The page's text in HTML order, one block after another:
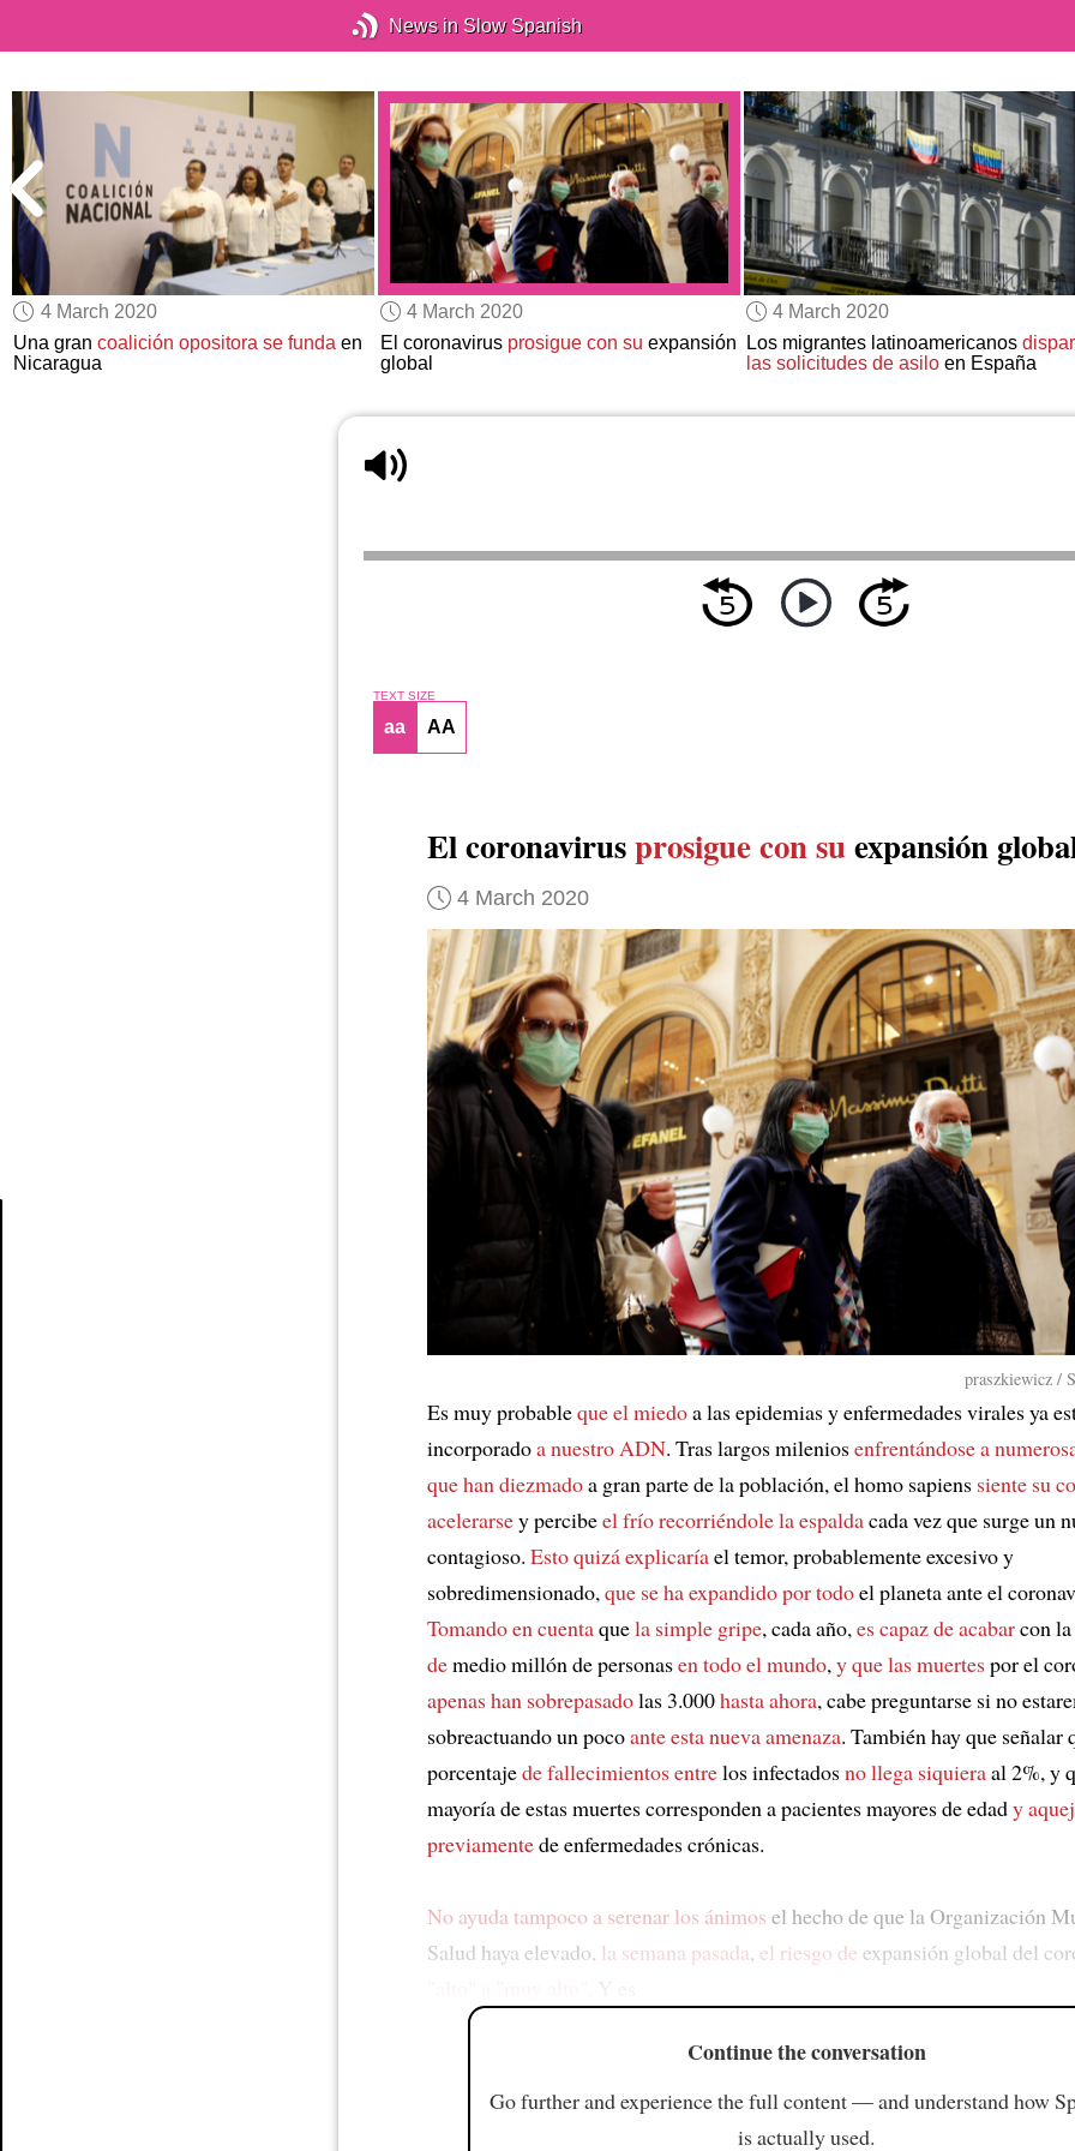
News in Slow Spanish
4 March 2020
Una grancoalición opositora se funda en
Nicaragua
4 March 2020
El coronavirus prosigue con su expansión
global
4 March 2020
Los migrantes latinoamericanos
las solicitudes de asiloen España
TEXT SIZE
aa AA
El coronavirusprosigue con suexpansión
4 March 2020
praszkiewicz /
Es muy probableque el miedoa las epidemias y enfermedades virales ya
incorporadoa nuestro ADN. Tras largos mileniosenfrentándose a
que han diezmadoa gran parte de la población, el homo sapiens siente su
acelerarsey percibeel frío recorriéndole la espaldacada vez que surge un
contagioso. Esto quizá explicaríael temor, probablemente excesivo y
sobredimensionado, que se ha expandido por todoel planeta ante el
Tomando en cuentaquela simple gripe, cada año, es capaz de acabarcon
demedio millón de personasen todo el mundo, y que las muertespor el
apenas han sobrepasadolas 3.000hasta ahora, cabe preguntarse si no
sobreactuando un pocoante esta nueva amenaza. También hay que señalar
porcentajede fallecimientos entrelos infectadosno llega siquieraal 2%, y
mayoría de estas muertes corresponden a pacientes mayores de edady
previamentede enfermedades crónicas.
No ayuda tampoco a serenar los ánimos el hecho de que la Organización
Salud haya elevado, la semana pasada, el riesgo de expansión global del
Continue the conversation
Go further and experience the full content — and understand how
is actually used.